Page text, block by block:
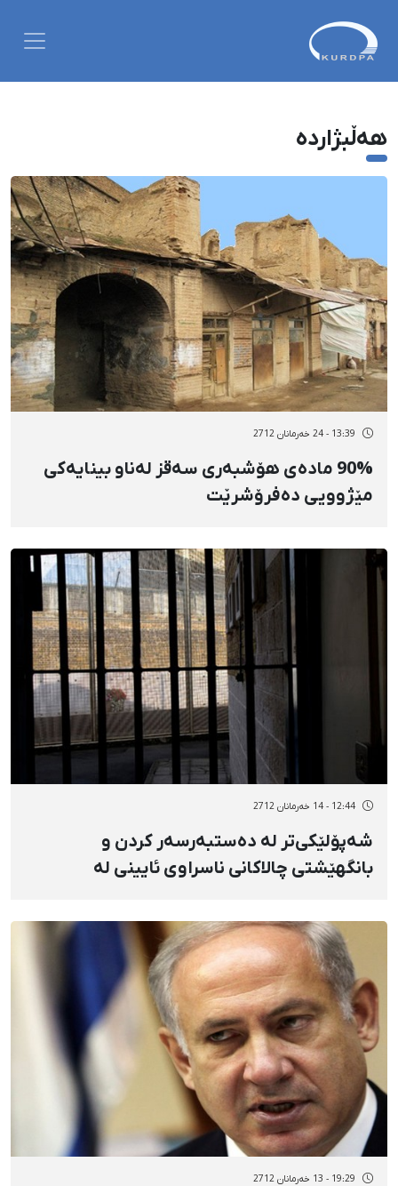
هەڵبژاردە
13:39 - 24 خەرمانان 2712
90% مادەی هۆشبەری سەقز لەناو بینایەكی
مێژوویی دەفرۆشرێت
12:44 - 14 خەرمانان 2712
شەپۆلێكی‌تر لە دەستبەرسەر كردن و
بانگهێشتی چالاكانی ناسراوی ئایینی لە
19:29 - 13 خەرمانان 2712